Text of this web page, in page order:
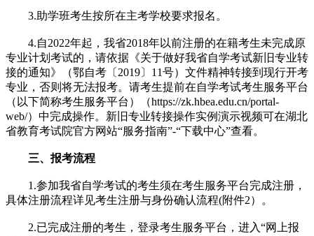
3.助学班考生按所在主考学校要求报名。
4.自2022年起，我省2018年以前注册的在籍考生未完成原
专业计划考试的，请依据《关于做好我省自学考试新旧专业转
接的通知》（鄂自考〔2019〕11号）文件精神转接到现行开考
专业，否则将无法报考。请考生提前在自学考试考生服务平台
（以下简称考生服务平台）（https://zk.hbea.edu.cn/portal-
web/）中完成操作。新旧专业转接操作实例演示视频可在湖北
省教育考试院官方网站“服务指南”-“下载中心”查看。
三、报考流程
1.参加我省自学考试的考生须在考生服务平台完成注册，
具体注册流程详见考生注册与身份确认流程(附件2）。
2.已完成注册的考生，登录考生服务平台，进入“网上报